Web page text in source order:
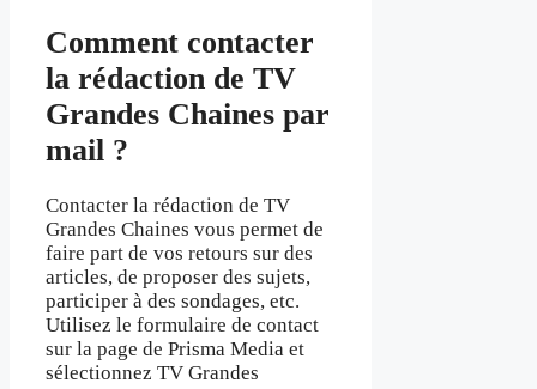
Comment contacter
la rédaction de TV
Grandes Chaines par
mail ?
Contacter la rédaction de TV
Grandes Chaines vous permet de
faire part de vos retours sur des
articles, de proposer des sujets,
participer à des sondages, etc.
Utilisez le formulaire de contact
sur la page de Prisma Media et
sélectionnez TV Grandes